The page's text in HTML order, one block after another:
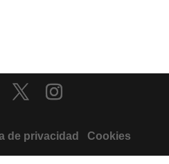
de privacidad Cookies